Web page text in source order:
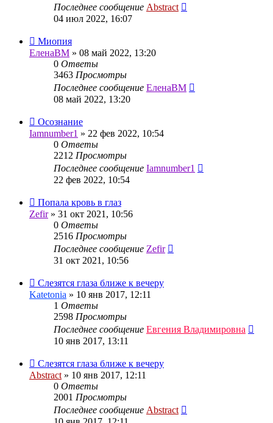
Последнее сообщение Abstract
04 июл 2022, 16:07
Миопия
ЕленаВМ » 08 май 2022, 13:20
0 Ответы
3463 Просмотры
Последнее сообщение ЕленаВМ
08 май 2022, 13:20
Осознание
Iamnumber1 » 22 фев 2022, 10:54
0 Ответы
2212 Просмотры
Последнее сообщение Iamnumber1
22 фев 2022, 10:54
Попала кровь в глаз
Zefir» 31 окт 2021, 10:56
0 Ответы
2516 Просмотры
Последнее сообщение Zefir
31 окт 2021, 10:56
Слезятся глаза ближе к вечеру
Katetonia » 10 янв 2017, 12:11
1 Ответы
2598 Просмотры
Последнее сообщение Евгения Владимировна
10 янв 2017, 13:11
Слезятся глаза ближе к вечеру
Abstract » 10 янв 2017, 12:11
0 Ответы
2001 Просмотры
Последнее сообщение Abstract